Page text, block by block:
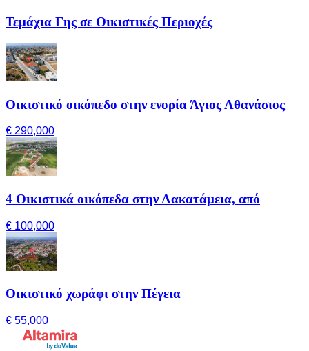
Τεμάχια Γης σε Οικιστικές Περιοχές
Οικιστικό οικόπεδο στην ενορία Άγιος Αθανάσιος
€ 290,000
4 Οικιστικά οικόπεδα στην Λακατάμεια, από
€ 100,000
Οικιστικό χωράφι στην Πέγεια
€ 55,000